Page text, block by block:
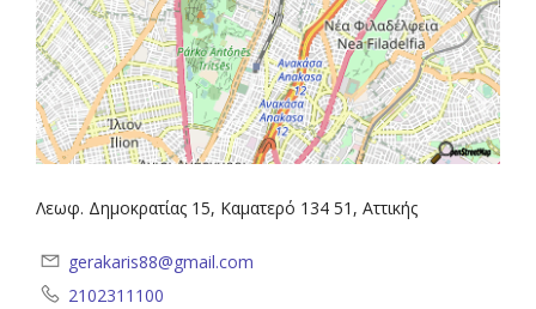
Λεωφ. Δημοκρατίας 15, Καματερό 134 51, Αττικής
gerakaris88@gmail.com
2102311100